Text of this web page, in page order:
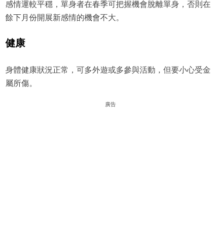
感情運較平穩，單身者在春季可把握機會脫離單身，否則在
餘下月份開展新感情的機會不大。
健康
身體健康狀況正常，可多外遊或多參與活動，但要小心受金
屬所傷。
廣告